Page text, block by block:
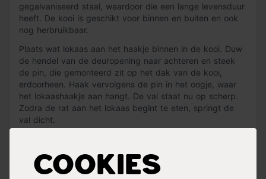
Cookies
gegalvaniseerd staal, waardoor die een lange levensduur
heeft. De kooi is geschikt voor binnen en buiten en ook
nog herbruikbaar.
« Lees minder
Plaats wat lokaas aan het haakje binnen in de kooi. Duw
de hendel van de deuropening naar achteren en steek
de pin, die gemonteerd zit op het dak van de kooi,
erdoorheen. Haak vervolgens de pin in het oogje, waar
het lokaashaakje aan hangt. De val staat nu op scherp.
Zodra de rat aan het lokaas begint te eten, springt de
val dicht.